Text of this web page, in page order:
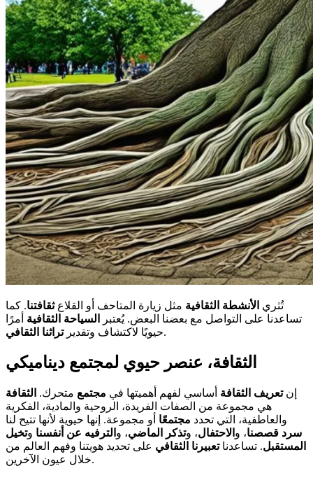
تُثري الأنشطة الثقافية مثل زيارة المتاحف أو القلاعثقافتنا. كما
تساعدنا على التواصل مع بعضنا البعض. يُعتبر
السياحة الثقافية أمرًا
حيويًا لاكتشاف وتقديرتراثنا الثقافي .
الثقافة، عنصر حيوي لمجتمع ديناميكي
إنتعريف الثقافة أساسي لفهم أهميتها في مجتمع متحرك. الثقافة
هي مجموعة من الصفات الفريدة، الروحية والمادية، الفكرية
والعاطفية، التي تحدد مجتمعًا أو مجموعة. إنها حيوية لأنها تتيح لنا
سرد قصصنا، و الاحتفال، وتذكر الماضي، و الترفيه عن أنفسنا وتخيل
المستقبل. تساعدناتعبيرنا الثقافي على تحديد هويتنا وفهم العالم من
خلال عيون الآخرين.